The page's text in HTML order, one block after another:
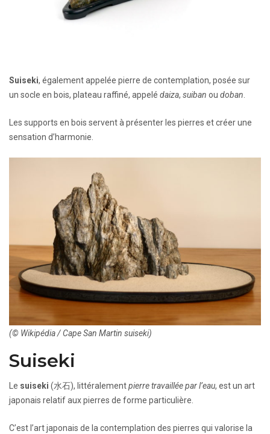
Suiseki, également appelée pierre de contemplation, posée sur
un socle en bois, plateau raffiné, appelé daiza, suiban ou doban
Les supports en bois servent à présenter les pierres et créer une
sensation d’harmonie.
(© Wikipédia / Cape San Martin suiseki)
Suiseki
Le suiseki (水石), littéralementpierre travaillée par l’eau, est un art
japonais relatif aux pierres de forme particulière.
C’est l’art japonais de la contemplation des pierres qui valorise la